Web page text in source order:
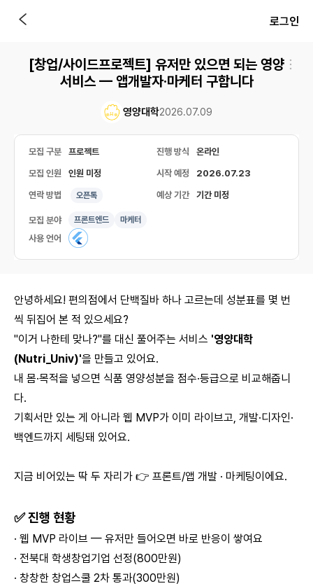
로그인
[창업/사이드프로젝트] 유저만 있으면 되는 영양
서비스 — 앱개발자·마케터 구합니다
영양대학2026.07.09
모집 구분 프로젝트 진행 방식 온라인
모집 인원 인원 미정 시작 예정 2026.07.23
연락 방법 오픈톡 예상 기간 기간 미정
모집 분야 프론트엔드 마케터
사용 언어
안녕하세요! 편의점에서 단백질바 하나 고르는데 성분표를 몇 번
씩 뒤집어 본 적 있으세요?
"이거 나한테 맞나?"를 대신 풀어주는 서비스 '영양대학
(Nutri_Univ)'을 만들고 있어요.
내 몸·목적을 넣으면 식품 영양성분을 점수·등급으로 비교해줍니
다.
기획서만 있는 게 아니라 웹 MVP가 이미 라이브고, 개발·디자인·
백엔드까지 세팅돼 있어요.
지금 비어있는 딱 두 자리가 👉 프론트/앱 개발 · 마케팅이에요.
✅ 진행 현황
· 웹 MVP 라이브 — 유저만 들어오면 바로 반응이 쌓여요
· 전북대 학생창업기업 선정(800만원)
· 창창한 창업스쿨 2차 통과(300만원)